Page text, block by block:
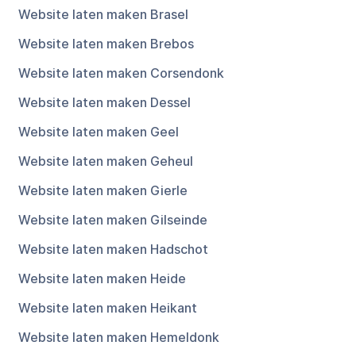
Website laten maken Brasel
Website laten maken Brebos
Website laten maken Corsendonk
Website laten maken Dessel
Website laten maken Geel
Website laten maken Geheul
Website laten maken Gierle
Website laten maken Gilseinde
Website laten maken Hadschot
Website laten maken Heide
Website laten maken Heikant
Website laten maken Hemeldonk